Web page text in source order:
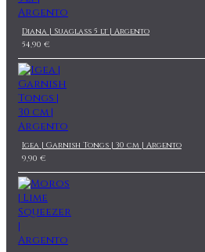
Diana | Suaglass 5 lt | Argento
54,90 €
Igea | Garnish Tongs | 30 cm | Argento
9,90 €